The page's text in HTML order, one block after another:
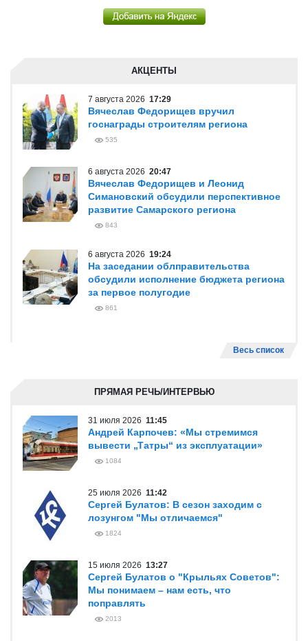
АКЦЕНТЫ
7 августа 2026 17:29
Вячеслав Федорищев вручил
госнаграды строителям региона
535
6 августа 2026 20:47
Вячеслав Федорищев и Леонид
Симановский обсудили перспективное
развитие Самарского региона
843
6 августа 2026 19:24
На заседании облправительства
обсудили исполнение бюджета региона
за первое полугодие
861
Весь список
ПРЯМАЯ РЕЧЬ/ИНТЕРВЬЮ
31 июля 2026 11:45
Андрей Карпочев: «Мы стремимся
вывести „Татры“ из эксплуатации»
1084
25 июля 2026 11:42
Сергей Булатов: В сезон заходим с
лозунгом "Мы отличаемся"
1824
15 июля 2026 13:27
Сергей Булатов о "Крыльях Советов":
Мы понимаем – нам есть, что
поправлять
2013